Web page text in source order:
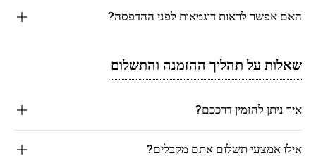
האם אפשר לראות דוגמאות לפני ההדפסה?
שאלות על תהליך ההזמנה והתשלום
איך ניתן להזמין דרככם?
אילו אמצעי תשלום אתם מקבלים?